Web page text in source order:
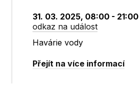
31. 03. 2025, 08:00 - 21:00
odkaz na událost
Havárie vody
Přejít na více informací